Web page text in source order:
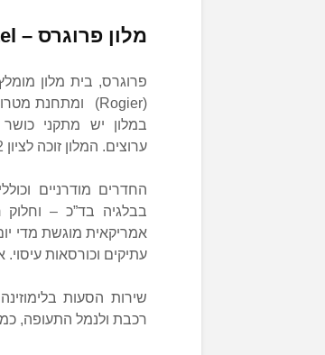
מלון פרוגרס –
ערוצים. המלון זוכה לציון 8.2 בביקורות מלונות מומלצים בבלגיה עם ילדים.
החדרים מודרניים
בבלגיה בד”כ – וחלוק
אמריקאית מוגשת מדי
עתיקים וכורסאות
שירות הסעות
רכבת ולנמל התעופה,